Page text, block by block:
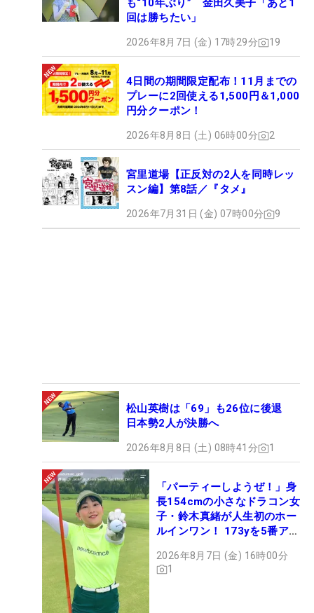
も“10年ぶり” 金田久美子「あと1
回は勝ちたい」
2026年8月7日 (金) 17時29分 19
4日間の期間限定配布！11月までの
プレーに2回使える1,500円＆1,000
円分クーポン！
2026年8月8日 (土) 06時00分 2
宮里道場【正反対の2人を同時レッ
スン編】第8話／『タメ』
2026年7月31日 (金) 07時00分 9
松山英樹は「69」も26位に後退
日本勢2人が決勝へ
2026年8月8日 (土) 08時41分 1
「パーティーしようぜ！」身
長154cmの小さなドラコン女
子・鈴木真緒が人生初のホー
ルインワン！ 173yを5番アイ
2026年8月7日 (金) 16時00分
1